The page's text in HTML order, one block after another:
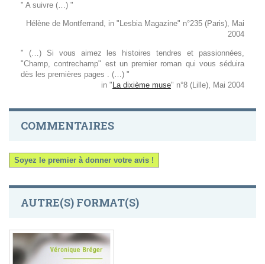
" A suivre (…) "
Hélène de Montferrand, in "Lesbia Magazine" n°235 (Paris), Mai
2004
" (…) Si vous aimez les histoires tendres et passionnées,
"Champ, contrechamp" est un premier roman qui vous séduira
dès les premières pages . (…) "
in " La dixième muse" n°8 (Lille), Mai 2004
COMMENTAIRES
Soyez le premier à donner votre avis !
AUTRE(S) FORMAT(S)